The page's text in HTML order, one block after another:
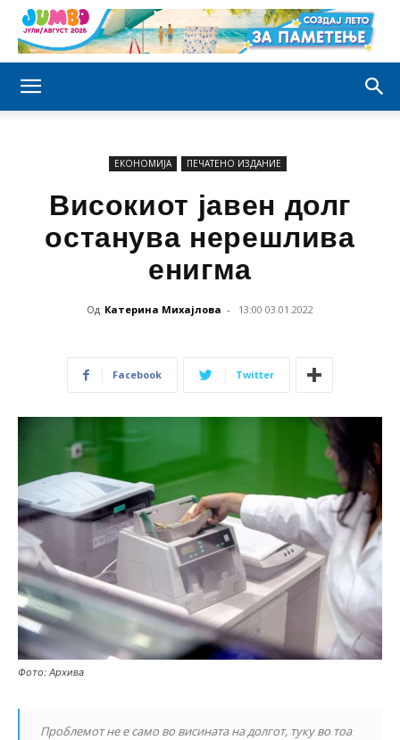
ЕКОНОМИЈА ПЕЧАТЕНО ИЗДАНИЕ
Високиот јавен долг
останува нерешлива
енигма
Од Катерина Михајлова - 13:00 03.01.2022
Facebook Twitter
Фото: Архива
Проблемот не е само во висината на долгот, туку во тоа